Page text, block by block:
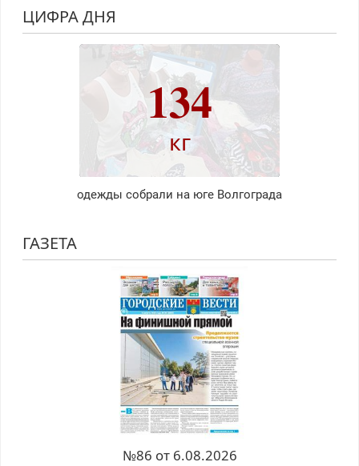
ЦИФРА ДНЯ
134
кг
одежды собрали на юге Волгограда
ГАЗЕТА
№86 от 6.08.2026